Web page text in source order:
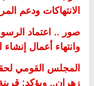
الانتهاكات ودعم
صور .. اعتماد
وانتهاء أعمال إنشاء
المجلس القومي
زهران.. ويؤكد: